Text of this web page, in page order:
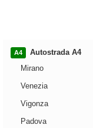
A4
Autostrada A4
Mirano
Venezia
Vigonza
Padova